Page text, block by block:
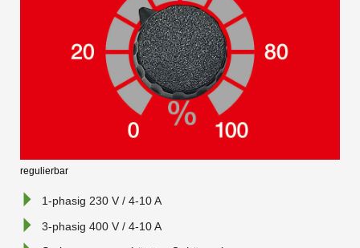
regulierbar
1-phasig 230 V / 4-10 A
3-phasig 400 V / 4-10 A